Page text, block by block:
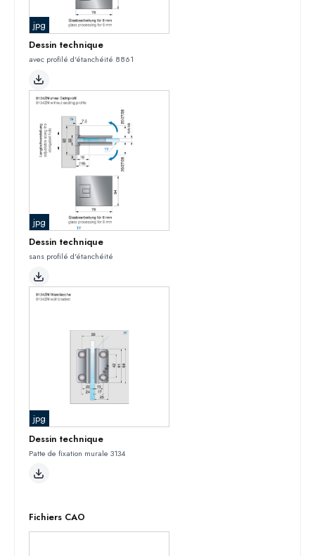
jpg
Dessin technique
avec profilé d'étanchéité 8861
jpg
Dessin technique
sans profilé d'étanchéité
jpg
Dessin technique
Patte de fixation murale 3134
Fichiers CAO